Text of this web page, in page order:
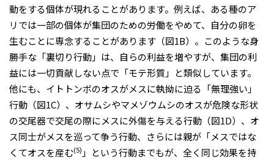
動をする個体が現れることがあります。例えば、ある種のア
リでは一部の個体が集団のための労働をやめて、自分の卵を
生むことに専念することがあります（図1B）。このような身
勝手な「裏切り行動」は、自らの利益を増やすが、集団の利
益には一切貢献しない点で「モテ形質」と類似しています。
他にも、イトトンボのオスがメスに執拗に迫る「無理強い」
行動（図1C）、オサムシやマメゾウムシのオスが危険な形状
の交尾器で交尾の際にメスに外傷を与える行動（図1D）、オ
ス同士がメスを巡って争う行動、さらには親が「メスではな
くてオスを産む(5) 」という行動までもが、全く同じ効果を持